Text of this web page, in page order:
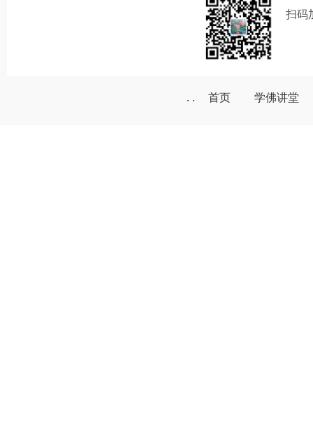
扫码
. . 首页 学佛讲堂